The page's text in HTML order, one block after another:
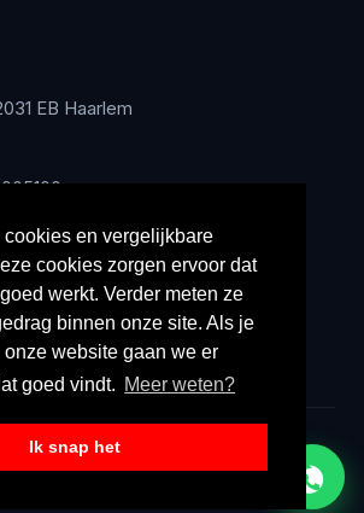
en vergelijkbare
cookies zorgen ervoor dat
werkt. Verder meten ze
binnen onze site. Als je
website gaan we er
goed vindt. Meer weten?
Ik snap het
EB Haarlem
Alle rechten voorbehouden.